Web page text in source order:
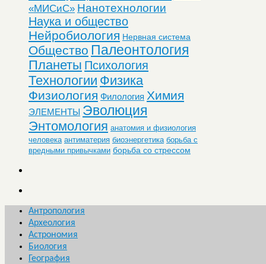
«МИСиС» Нанотехнологии
Наука и общество
Нейробиология Нервная система
Общество Палеонтология
Планеты Психология
Технологии Физика
Физиология Филология Химия
ЭЛЕМЕНТЫ Эволюция
Энтомология анатомия и физиология
человека антиматерия биоэнергетика борьба с
вредными привычками борьба со стрессом
Антропология
Археология
Астрономия
Биология
География